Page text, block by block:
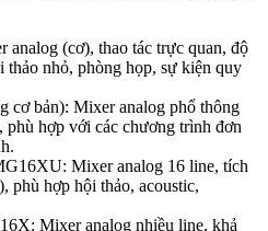
(cơ), thao tác trực quan, độ
thảo nhỏ, phòng họp, sự kiện quy
cơ bản): Mixer analog phổ thông
phù hợp với các chương trình đơn
Mixer analog 16 line, tích
phù hợp hội thảo, acoustic,
Mixer analog nhiều line, khả